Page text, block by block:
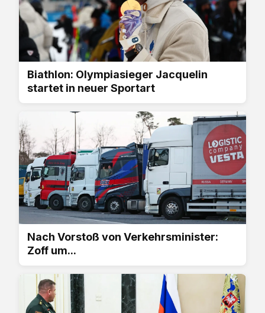
Biathlon: Olympiasieger Jacquelin
startet in neuer Sportart
Nach Vorstoß von Verkehrsminister:
Zoff um...